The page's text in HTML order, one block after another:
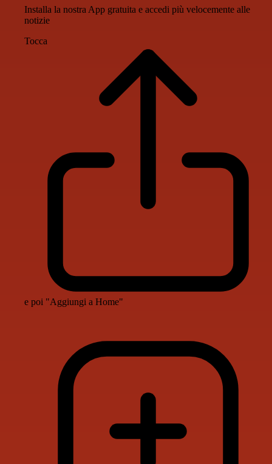
Installa la nostra App gratuita e accedi più velocemente alle
notizie
Tocca
e poi "Aggiungi a Home"